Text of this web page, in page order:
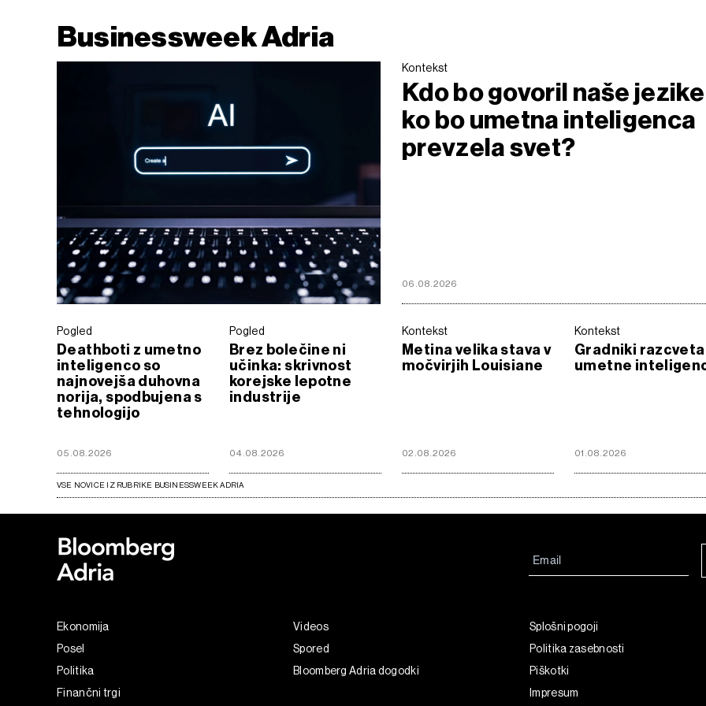
Businessweek Adria
Kontekst
Kdo bo govoril naše
ko bo umetna inteligenca
prevzela svet?
06.08.2026
Pogled
Deathboti z umetno
inteligenco so
najnovejša duhovna
norija, spodbujena s
tehnologijo
05.08.2026
Pogled
Brez bolečine ni
učinka: skrivnost
korejske lepotne
industrije
04.08.2026
Kontekst
Metina velika stava v
močvirjih Louisiane
02.08.2026
Kontekst
Gradniki razcveta
umetne
01.08.2026
VSE NOVICE IZ RUBRIKE BUSINESSWEEK ADRIA
Ekonomija
Posel
Politika
Finančni trgi
Videos
Spored
Bloomberg Adria dogodki
Splošni pogoji
Politika zasebnosti
Piškotki
Impresum